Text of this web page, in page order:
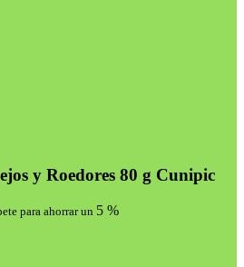
y Roedores 80 g Cunipic
para ahorrar un 5 %